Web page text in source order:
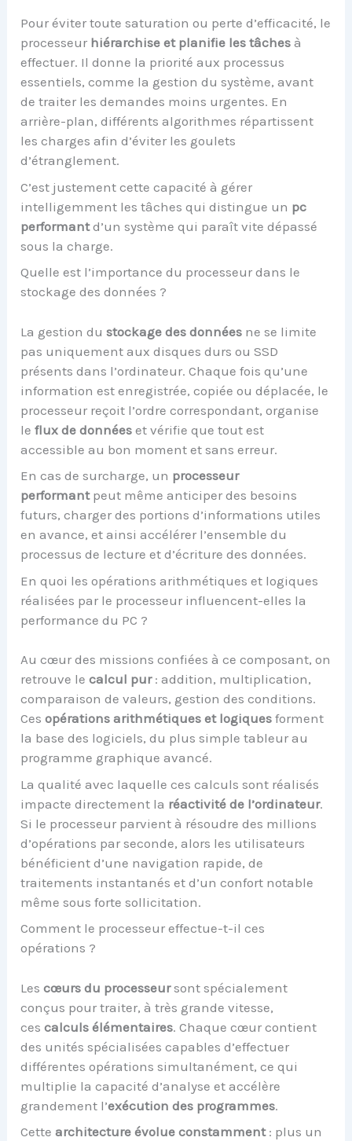
Pour éviter toute saturation ou perte d’efficacité, le
processeur hiérarchise et planifie les tâches à
effectuer. Il donne la priorité aux processus
essentiels, comme la gestion du système, avant
de traiter les demandes moins urgentes. En
arrière-plan, différents algorithmes répartissent
les charges afin d’éviter les goulets
d’étranglement.
C’est justement cette capacité à gérer
intelligemment les tâches qui distingue un pc
performantd’un système qui paraît vite dépassé
sous la charge.
Quelle est l’importance du processeur dans le
stockage des données ?
La gestion dustockage des données ne se limite
pas uniquement aux disques durs ou SSD
présents dans l’ordinateur. Chaque fois qu’une
information est enregistrée, copiée ou déplacée, le
processeur reçoit l’ordre correspondant, organise
leflux de données et vérifie que tout est
accessible au bon moment et sans erreur.
En cas de surcharge, un processeur
performantpeut même anticiper des besoins
futurs, charger des portions d’informations utiles
en avance, et ainsi accélérer l’ensemble du
processus de lecture et d’écriture des données.
En quoi les opérations arithmétiques et logiques
réalisées par le processeur influencent-elles la
performance du PC ?
Au cœur des missions confiées à ce composant, on
retrouve lecalcul pur: addition, multiplication,
comparaison de valeurs, gestion des conditions.
Cesopérations arithmétiques et logiques forment
la base des logiciels, du plus simple tableur au
programme graphique avancé.
La qualité avec laquelle ces calculs sont réalisés
impacte directement la réactivité de l’ordinateur.
Si le processeur parvient à résoudre des millions
d’opérations par seconde, alors les utilisateurs
bénéficient d’une navigation rapide, de
traitements instantanés et d’un confort notable
même sous forte sollicitation.
Comment le processeur effectue-t-il ces
opérations ?
Lescœurs du processeursont spécialement
conçus pour traiter, à très grande vitesse,
cescalculs élémentaires. Chaque cœur contient
des unités spécialisées capables d’effectuer
différentes opérations simultanément, ce qui
multiplie la capacité d’analyse et accélère
grandement l’exécution des programmes.
Cettearchitecture évolue constamment: plus un